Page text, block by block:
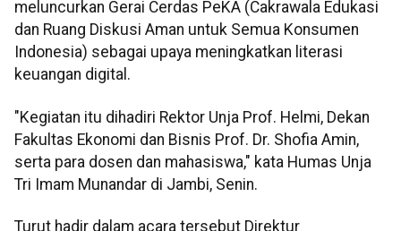
meluncurkan Gerai Cerdas PeKA (Cakrawala Edukasi
dan Ruang Diskusi Aman untuk Semua Konsumen
Indonesia) sebagai upaya meningkatkan literasi
keuangan digital.
"Kegiatan itu dihadiri Rektor Unja Prof. Helmi, Dekan
Fakultas Ekonomi dan Bisnis Prof. Dr. Shofia Amin,
serta para dosen dan mahasiswa," kata Humas Unja
Tri Imam Munandar di Jambi, Senin.
Turut hadir dalam acara tersebut Direktur